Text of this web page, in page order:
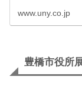
www.uny.co.jp
豊橋市役所